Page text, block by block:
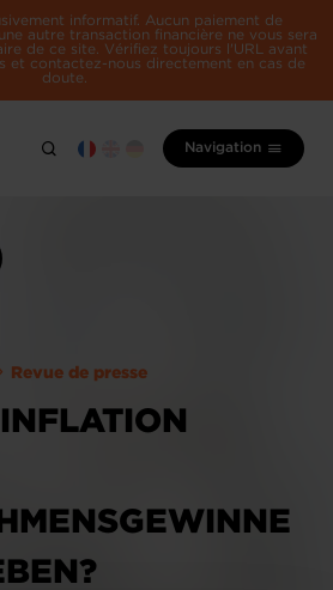
informatif. Aucun paiement de
autre transaction financière ne vous sera
de ce site. Vérifiez toujours l'URL avant
et contactez-nous directement en cas de
doute.
Navigation
Revue de presse